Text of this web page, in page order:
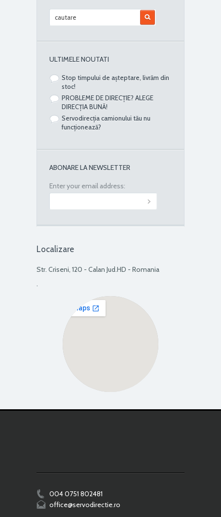
ULTIMELE NOUTATI
Stop timpului de așteptare, livrăm din
stoc!
PROBLEME DE DIRECȚIE? ALEGE
DIRECȚIA BUNĂ!
Servodirecția camionului tău nu
funcționează?
ABONARE LA NEWSLETTER
Enter your email address:
Localizare
Str. Criseni, 120 - Calan Jud.HD - Romania
004 0751 802481
office@servodirectie.ro